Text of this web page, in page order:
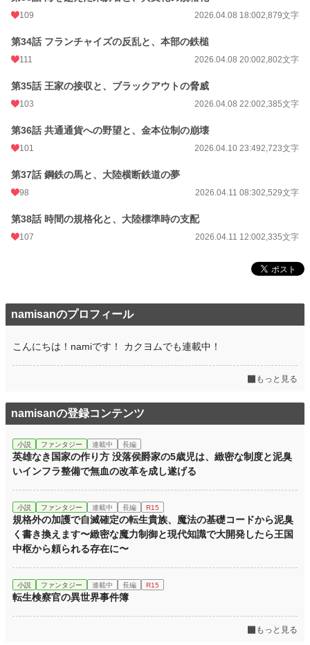
109 2026.04.08 18:002,879文字
第34話 フランチャイズの反乱と、本部の鉄槌
111 2026.04.08 20:002,802文字
第35話 王家の接収と、ブラックアウトの脅威
103 2026.04.08 22:002,385文字
第36話 共通通貨への野望と、金本位制の崩壊
101 2026.04.10 23:492,723文字
第37話 鋼鉄の馬と、大陸横断鉄道の夢
98 2026.04.11 08:302,529文字
第38話 時間の規格化と、大陸標準時の支配
107 2026.04.11 12:002,335文字
namisanのプロフィール
こんにちは！namiです！ カクヨムでも連載中！
もっと見る
namisanの登録コンテンツ
小説 ファンタジー 連載中 長編
英雄なき国家の作り方 没落侯爵家の5歳児は、緻密な制度と泥臭
いインフラ整備で無血の改革を成し遂げる
小説 ファンタジー 連載中 長編 R15
規格外の加護で自滅確定の転生貴族、魔法の基礎コードから泥臭
く書き換えます〜緻密な魔力制御と現代知識で大開発したら王国
中枢から頼られる存在に〜
小説 ファンタジー 連載中 長編 R15
転生検察官の異世界事件簿
もっと見る